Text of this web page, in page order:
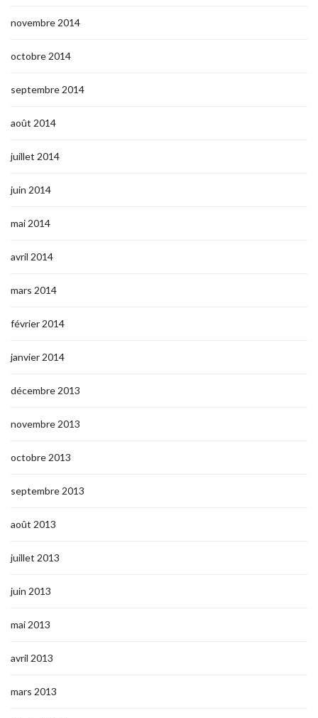
novembre 2014
octobre 2014
septembre 2014
août 2014
juillet 2014
juin 2014
mai 2014
avril 2014
mars 2014
février 2014
janvier 2014
décembre 2013
novembre 2013
octobre 2013
septembre 2013
août 2013
juillet 2013
juin 2013
mai 2013
avril 2013
mars 2013